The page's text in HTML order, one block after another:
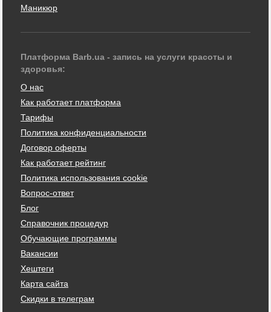
Маникюр
Платформа Barb.ua - запись на услуги красоты и
здоровья:
О нас
Как работает платформа
Тарифы
Политика конфиденциальности
Договор оферты
Как работает рейтинг
Политика использования cookie
Вопрос-ответ
Блог
Справочник процедур
Обучающие программы
Вакансии
Хештеги
Карта сайта
Скидки в телеграм